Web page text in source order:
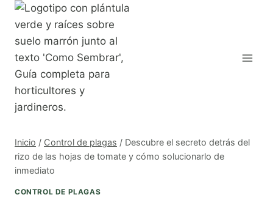
Saltar
contenido
Inicio / Control de plagas / Descubre el secreto detrás del
rizo de las hojas de tomate y cómo solucionarlo de
inmediato
CONTROL DE PLAGAS